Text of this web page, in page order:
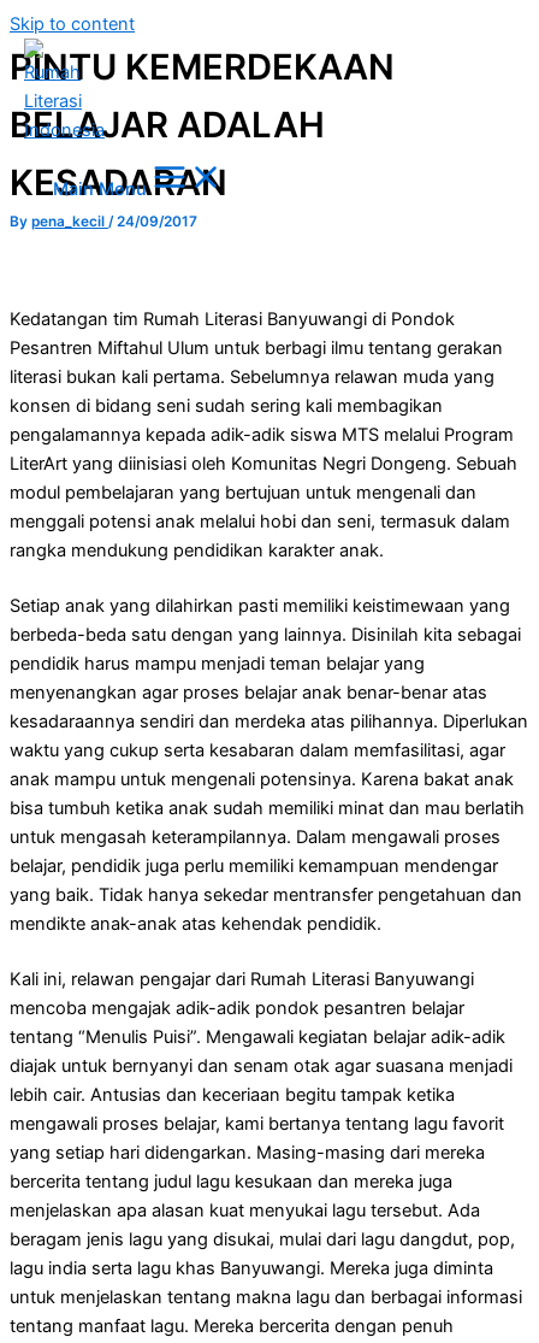
Skip to content
Main Menu
PINTU KEMERDEKAAN
BELAJAR ADALAH
KESADARAN
By pena_kecil /24/09/2017
Kedatangan tim Rumah Literasi Banyuwangi di Pondok
Pesantren Miftahul Ulum untuk berbagi ilmu tentang gerakan
literasi bukan kali pertama. Sebelumnya relawan muda yang
konsen di bidang seni sudah sering kali membagikan
pengalamannya kepada adik-adik siswa MTS melalui Program
LiterArt yang diinisiasi oleh Komunitas Negri Dongeng. Sebuah
modul pembelajaran yang bertujuan untuk mengenali dan
menggali potensi anak melalui hobi dan seni, termasuk dalam
rangka mendukung pendidikan karakter anak.
Setiap anak yang dilahirkan pasti memiliki keistimewaan yang
berbeda-beda satu dengan yang lainnya. Disinilah kita sebagai
pendidik harus mampu menjadi teman belajar yang
menyenangkan agar proses belajar anak benar-benar atas
kesadaraannya sendiri dan merdeka atas pilihannya. Diperlukan
waktu yang cukup serta kesabaran dalam memfasilitasi, agar
anak mampu untuk mengenali potensinya. Karena bakat anak
bisa tumbuh ketika anak sudah memiliki minat dan mau berlatih
untuk mengasah keterampilannya. Dalam mengawali proses
belajar, pendidik juga perlu memiliki kemampuan mendengar
yang baik. Tidak hanya sekedar mentransfer pengetahuan dan
mendikte anak-anak atas kehendak pendidik.
Kali ini, relawan pengajar dari Rumah Literasi Banyuwangi
mencoba mengajak adik-adik pondok pesantren belajar
tentang “Menulis Puisi”. Mengawali kegiatan belajar adik-adik
diajak untuk bernyanyi dan senam otak agar suasana menjadi
lebih cair. Antusias dan keceriaan begitu tampak ketika
mengawali proses belajar, kami bertanya tentang lagu favorit
yang setiap hari didengarkan. Masing-masing dari mereka
bercerita tentang judul lagu kesukaan dan mereka juga
menjelaskan apa alasan kuat menyukai lagu tersebut. Ada
beragam jenis lagu yang disukai, mulai dari lagu dangdut, pop,
lagu india serta lagu khas Banyuwangi. Mereka juga diminta
untuk menjelaskan tentang makna lagu dan berbagai informasi
tentang manfaat lagu. Mereka bercerita dengan penuh